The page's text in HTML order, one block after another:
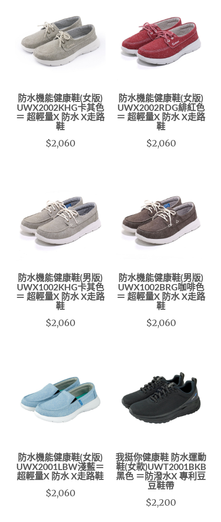
防水機能健康鞋(女版)
UWX2002KHG卡其色
＝ 超輕量X 防水 X走路
鞋
$2,060
防水機能健康鞋(女版)
UWX2002RDG緋紅色
＝ 超輕量X 防水 X走路
鞋
$2,060
防水機能健康鞋(男版)
UWX1002KHG卡其色
＝ 超輕量X 防水 X走路
鞋
$2,060
防水機能健康鞋(男版)
UWX1002BRG咖啡色
＝ 超輕量X 防水 X走路
鞋
$2,060
防水機能健康鞋(女版)
UWX2001LBW淺藍＝
超輕量X 防水 X走路鞋
$2,060
我挺你健康鞋 防水運動
鞋(女款)UWT2001BKB
黑色 ＝防潑水X 專利豆
豆鞋帶
$2,200